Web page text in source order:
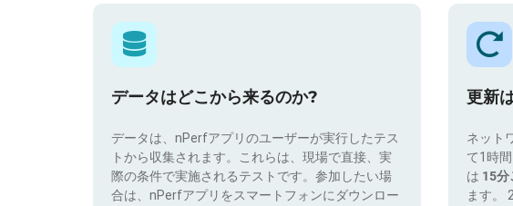
データはどこから来るのか?
データは、nPerfアプリのユーザーが実行したテス
トから収集されます。これらは、現場で直接、実
際の条件で実施されるテストです。参加したい場
合は、nPerfアプリをスマートフォンにダウンロー
更新
ネット
て1時
は 15分
ます。